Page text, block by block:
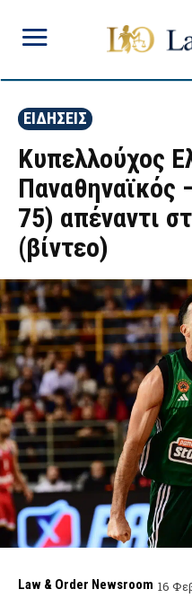
ΕΙΔΗΣΕΙΣ
Κυπελλούχος
Παναθηναϊκός
75) απέναντι
(βίντεο)
Law & Order Newsroom 16